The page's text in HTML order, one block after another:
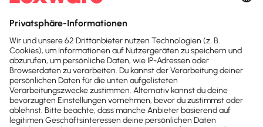
Sofort50%
Newsletter